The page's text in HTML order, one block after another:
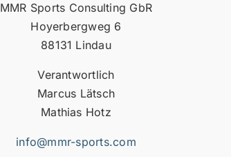
MMR Sports Consulting GbR
Hoyerbergweg 6
88131 Lindau
Verantwortlich
Marcus Lätsch
Mathias Hotz
info@mmr-sports.com